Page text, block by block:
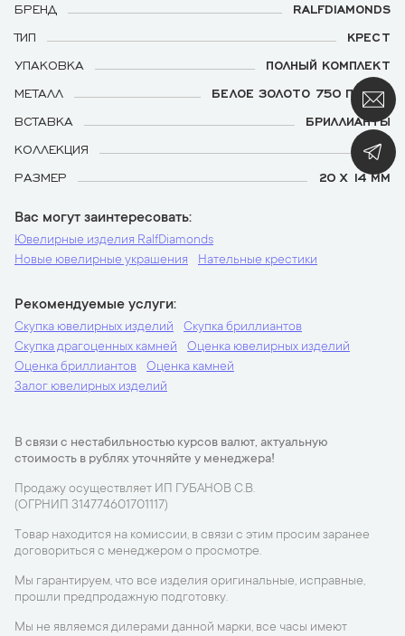
БРЕНД
RALFDIAMONDS
ТИП
КРЕСТ
УПАКОВКА
ПОЛНЫЙ КОМПЛЕКТ
МЕТАЛЛ
БЕЛОЕ ЗОЛОТО 750 ПРОБЫ
ВСТАВКА
БРИЛЛИАНТЫ
КОЛЛЕКЦИЯ
MINI
РАЗМЕР
20 Х 14 ММ
Вас могут заинтересовать
Ювелирные изделия RalfDiamonds
Новые ювелирные украшения
Нательные крестики
Рекомендуемые услуги
Скупка ювелирных изделий
Скупка бриллиантов
Скупка драгоценных камней
Оценка ювелирных изделий
Оценка бриллиантов
Оценка камней
Залог ювелирных изделий
В связи с нестабильностью курсов валют, актуальную
стоимость в рублях уточняйте у менеджера!
Продажу осуществляет ИП ГУБАНОВ С.В.
(ОГРНИП 314774601701117)
Товар находится на комиссии, в связи с этим просим заранее
договориться с менеджером о просмотре.
Мы гарантируем, что все изделия оригинальные, исправные,
прошли предпродажную подготовку.
Мы не являемся дилерами данной марки, все часы имеют